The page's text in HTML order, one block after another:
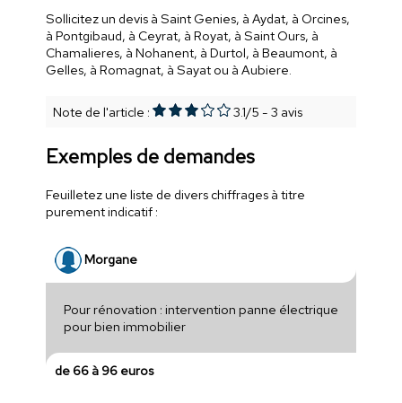
Sollicitez un devis à Saint Genies, à Aydat, à Orcines,
à Pontgibaud, à Ceyrat, à Royat, à Saint Ours, à
Chamalieres, à Nohanent, à Durtol, à Beaumont, à
Gelles, à Romagnat, à Sayat ou à Aubiere.
Note de l'article : 3.1/5 - 3 avis
Exemples de demandes
Feuilletez une liste de divers chiffrages à titre
purement indicatif :
Morgane
Pour rénovation : intervention panne électrique
pour bien immobilier
de 66 à 96 euros